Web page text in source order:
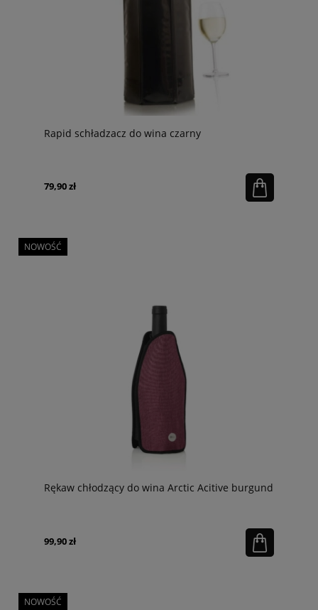
Rapid schładzacz do wina czarny
79,90 zł
Rękaw chłodzący do wina Arctic Acitive burgund
99,90 zł
NOWOŚĆ
NOWOŚĆ